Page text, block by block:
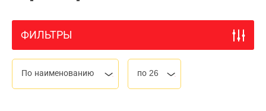
ФИЛЬТРЫ
По наименованию по 26